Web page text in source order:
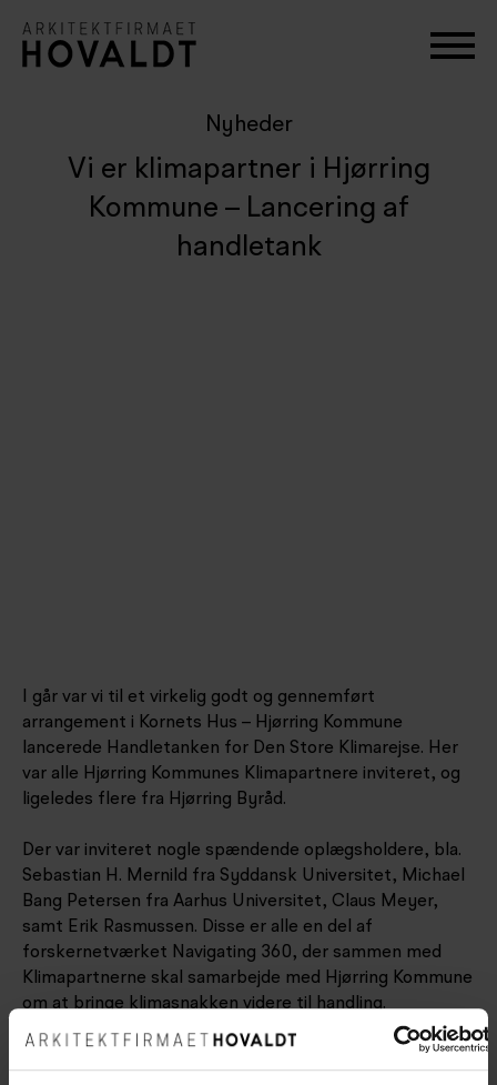
Nyheder
Vi er klimapartner i Hjørring
Kommune – Lancering af
handletank
I går var vi til et virkelig godt og gennemført
arrangement i Kornets Hus – Hjørring Kommune
lancerede Handletanken for Den Store Klimarejse. Her
var alle Hjørring Kommunes Klimapartnere inviteret, og
ligeledes flere fra Hjørring Byråd.
Der var inviteret nogle spændende oplægsholdere, bla.
Sebastian H. Mernild fra Syddansk Universitet, Michael
Bang Petersen fra Aarhus Universitet, Claus Meyer,
samt Erik Rasmussen. Disse er alle en del af
forskernetværket Navigating 360, der sammen med
Klimapartnerne skal samarbejde med Hjørring Kommune
om at bringe klimasnakken videre til handling.
Vi er stolte af at være Klimapartner i Hjørring Kommune,